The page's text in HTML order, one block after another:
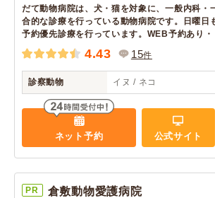
だて動物病院は、犬・猫を対象に、一般内科・
合的な診療を行っている動物病院です。日曜日
予約優先診療を行っています。WEB予約あり
4.43 15件
診察動物 イヌ / ネコ
ネット予約 公式サイト
PR 倉敷動物愛護病院